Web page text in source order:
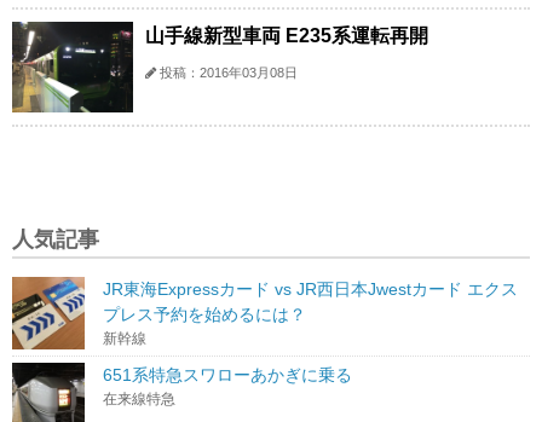
山手線新型車両 E235系運転再開
投稿：2016年03月08日
人気記事
JR東海Expressカード vs JR西日本Jwestカード エクス
プレス予約を始めるには？
新幹線
651系特急スワローあかぎに乗る
在来線特急